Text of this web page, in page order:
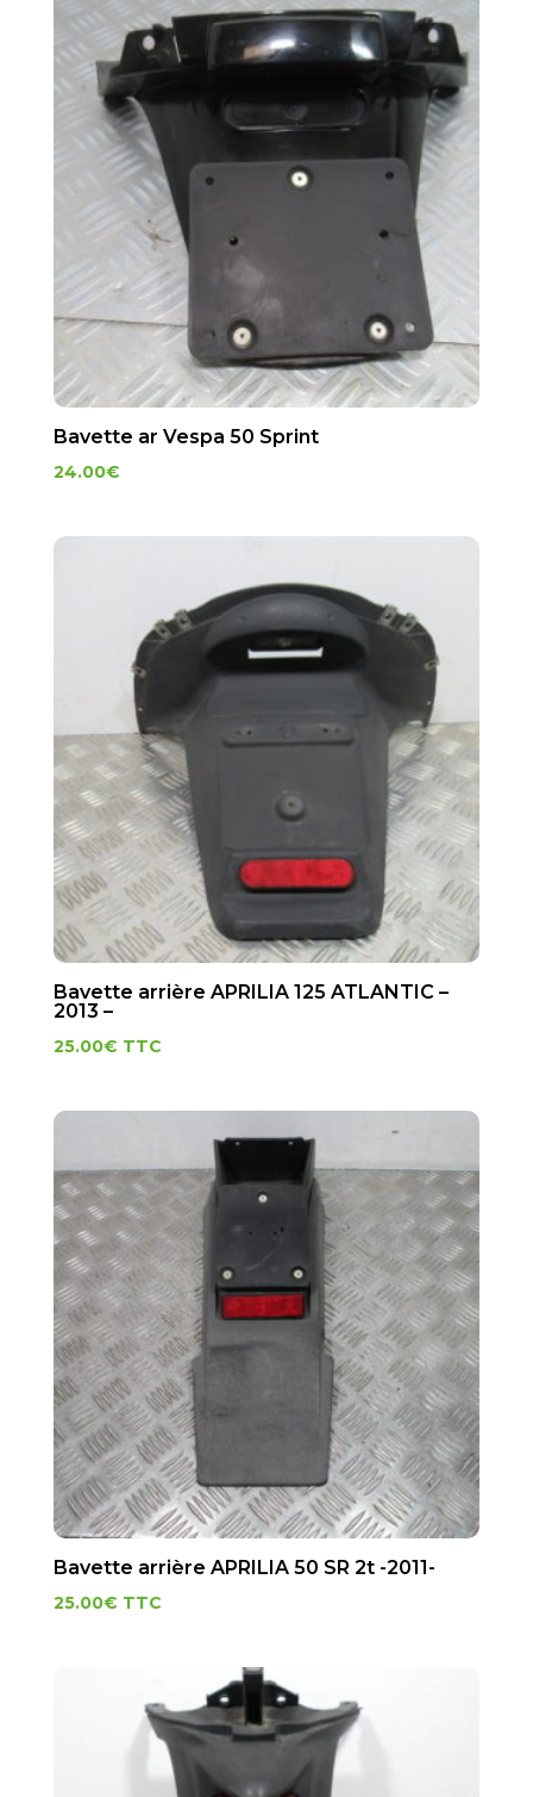
Bavette ar Vespa 50 Sprint
24.00€
Bavette arrière APRILIA 125 ATLANTIC –
2013 –
25.00€ TTC
Bavette arrière APRILIA 50 SR 2t -2011-
25.00€ TTC